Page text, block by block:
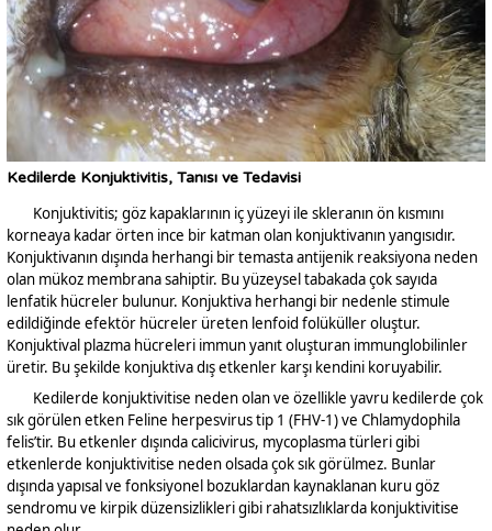
Kedilerde Konjuktivitis, Tanısı ve Tedavisi
Konjuktivitis; göz kapaklarının iç yüzeyi ile skleranın ön kısmını
korneaya kadar örten ince bir katman olan konjuktivanın yangısıdır.
Konjuktivanın dışında herhangi bir temasta antijenik reaksiyona neden
olan mükoz membrana sahiptir. Bu yüzeysel tabakada çok sayıda
lenfatik hücreler bulunur. Konjuktiva herhangi bir nedenle stimule
edildiğinde efektör hücreler üreten lenfoid folüküller oluştur.
Konjuktival plazma hücreleri immun yanıt oluşturan immunglobilinler
üretir. Bu şekilde konjuktiva dış etkenler karşı kendini koruyabilir.
Kedilerde konjuktivitise neden olan ve özellikle yavru kedilerde çok
sık görülen etken Feline herpesvirus tip 1 (FHV-1) ve Chlamydophila
felis’tir. Bu etkenler dışında calicivirus, mycoplasma türleri gibi
etkenlerde konjuktivitise neden olsada çok sık görülmez. Bunlar
dışında yapısal ve fonksiyonel bozuklardan kaynaklanan kuru göz
sendromu ve kirpik düzensizlikleri gibi rahatsızlıklarda konjuktivitise